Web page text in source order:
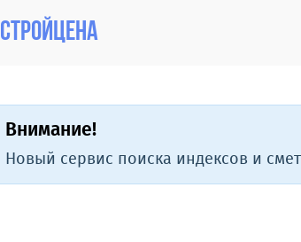
Стройцена
Внимание!
Новый сервис поиска индексов и